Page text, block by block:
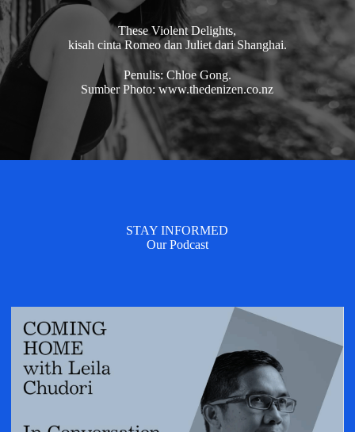
These Violent Delights,
kisah cinta Romeo dan Juliet dari Shanghai.
Penulis: Chloe Gong.
Sumber Photo: www.thedenizen.co.nz
STAY INFORMED
Our Podcast